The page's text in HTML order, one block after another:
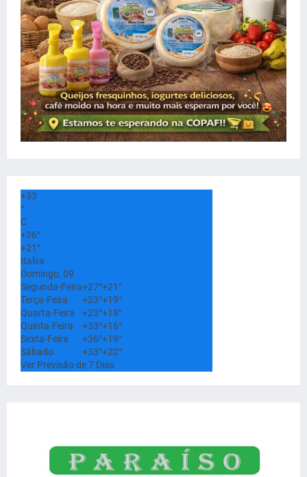
+33
°
C
+36°
+21°
Italva
Domingo, 09
Segunda-Feira+27°+21°
Terça-Feira
+23°+19°
Quarta-Feira
+23°+18°
Quinta-Feira
+33°+16°
Sexta-Feira
+36°+19°
Sábado
+33°+22°
Ver Previsão de 7 Dias